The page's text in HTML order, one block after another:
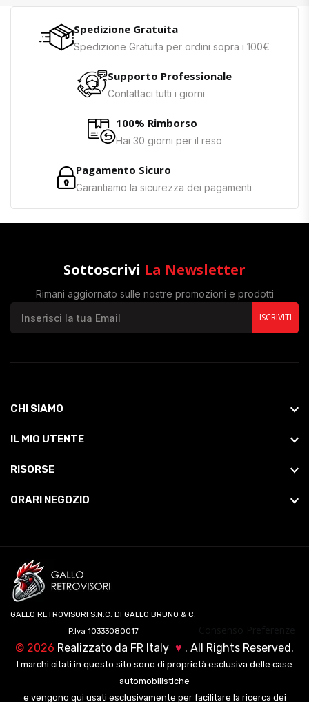
Spedizione Gratuita
Spedizione Gratuita per ordini sopra i 100€
Supporto Professionale
Contattaci tutti i giorni
100% Rimborso
Hai 30 giorni per il reso
Pagamento Sicuro
Garantiamo la sicurezza dei pagamenti
Sottoscrivi La Newsletter
Rimani aggiornato sulle nostre promozioni e prodotti
ISCRIVITI
CHI SIAMO
IL MIO UTENTE
RISORSE
ORARI NEGOZIO
GALLO RETROVISORI S.N.C. DI GALLO BRUNO & C.
P.Iva 10333080017
© 2026 Realizzato da FR Italy ♥ . All Rights Reserved.
I marchi citati in questo sito sono di proprietà esclusiva delle case
automobilistiche
e vengono qui usati esclusivamente per facilitare la ricerca dei